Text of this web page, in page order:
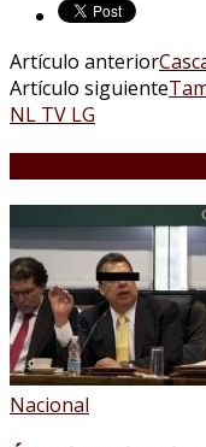
Artículo anterior
Artículo siguiente
NL TV LG
Nacional